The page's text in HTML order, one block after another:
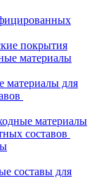
покрытия
материалы
материалы для
материалы
составов
составы для